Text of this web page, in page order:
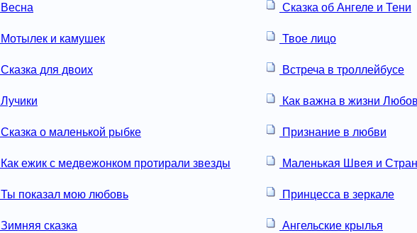
Весна Сказка об Ангеле и Тени
Мотылек и камушек Твое лицо
Сказка для двоих Встреча в троллейбусе
Лучики Как важна в жизни
Сказка о маленькой рыбке Признание в любви
Как ежик с медвежонком протирали звезды Маленькая Швея и
Ты показал мою любовь Принцесса в зеркале
Зимняя сказка Ангельские крылья